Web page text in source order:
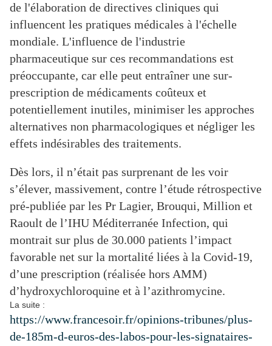
de l'élaboration de directives cliniques qui
influencent les pratiques médicales à l'échelle
mondiale. L'influence de l'industrie
pharmaceutique sur ces recommandations est
préoccupante, car elle peut entraîner une sur-
prescription de médicaments coûteux et
potentiellement inutiles, minimiser les approches
alternatives non pharmacologiques et négliger les
effets indésirables des traitements.
Dès lors, il n’était pas surprenant de les voir
s’élever, massivement, contre l’étude rétrospective
pré-publiée par les Pr Lagier, Brouqui, Million et
Raoult de l’IHU Méditerranée Infection, qui
montrait sur plus de 30.000 patients l’impact
favorable net sur la mortalité liées à la Covid-19,
d’une prescription (réalisée hors AMM)
d’hydroxychloroquine et à l’azithromycine.
La suite :
https://www.francesoir.fr/opinions-tribunes/plus-
de-185m-d-euros-des-labos-pour-les-signataires-